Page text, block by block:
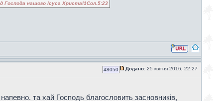
Господа нашого Ісуса Христа!1Сол.5:23
48050 Додано: 25 квітня 2016, 22:27
та хай Господь благословить засновників,